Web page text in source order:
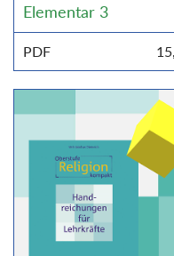
Elementar 3
PDF